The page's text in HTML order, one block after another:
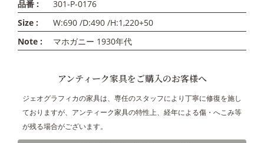
品番 :
301-P-0176
Size :
W:690 /D:490 /H:1,220+50
Note :
マホガニー 1930年代
アンティーク家具をご購入のお客様へ
ジェオグラフィカの家具は、専任のスタッフにより丁寧に修復を施し
ておりますが、アンティーク家具の特性上、経年による傷・へこみ等
が残る場合がございます。